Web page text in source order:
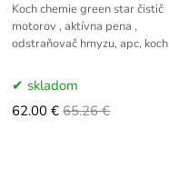
Koch chemie green star čistič
motorov , aktívna pena ,
odstraňovač hmyzu, apc, koch
skladom
62.00 € 65.26 €